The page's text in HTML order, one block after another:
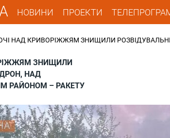
НОВИНИ ПРОЕКТИ
НАД КРИВОРІЖЖЯМ ЗНИЩИЛИ
ЗНИЩИЛИ
НАД
РАЙОНОМ – РАКЕТУ